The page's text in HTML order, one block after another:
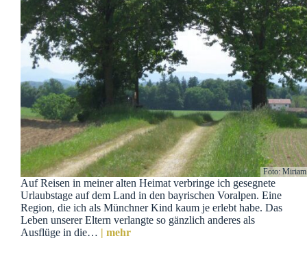
Foto:
Auf Reisen in meiner alten Heimat verbringe ich gesegnete
Urlaubstage auf dem Land in den bayrischen Voralpen. Eine
Region, die ich als Münchner Kind kaum je erlebt habe. Das
Leben unserer Eltern verlangte so gänzlich anderes als
Ausflüge in die… | mehr